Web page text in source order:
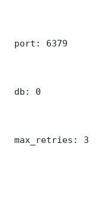
port: 6379
db: 0
max_retries: 3